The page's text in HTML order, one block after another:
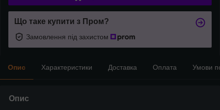
Що таке купити з Пром?
Замовлення під захистом
Опис Характеристики Доставка Оплата Умови
Опис